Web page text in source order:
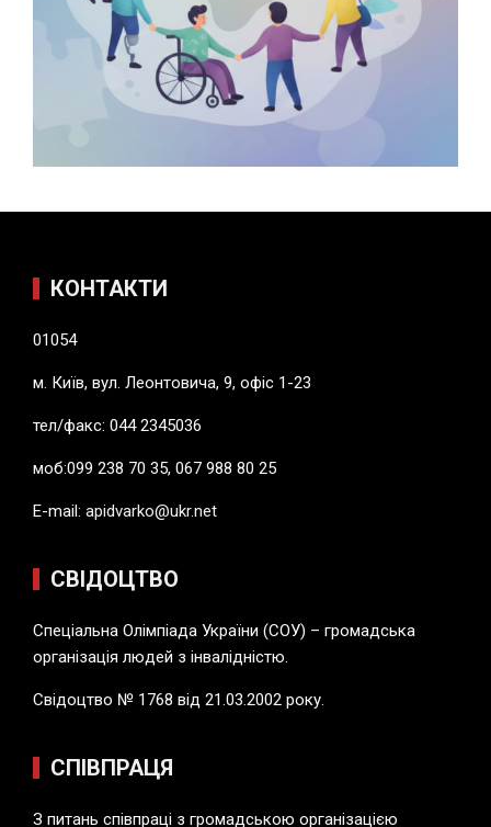
КОНТАКТИ
01054
м. Київ, вул. Леонтовича, 9, офіс 1-23
тел/факс: 044 2345036
моб:099 238 70 35, 067 988 80 25
E-mail: apidvarko@ukr.net
СВІДОЦТВО
Спеціальна Олімпіада України (СОУ) – громадська
організація людей з інвалідністю.
Свідоцтво № 1768 від 21.03.2002 року.
СПІВПРАЦЯ
З питань співпраці з громадською організацією